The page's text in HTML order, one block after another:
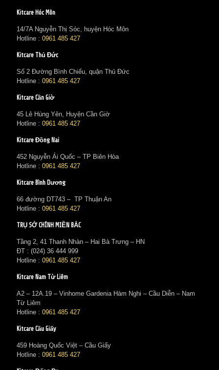
Kitcare Hóc Môn
14/7A Nguyễn Thị Sóc, huyện Hóc Môn
Hotline : 0961 485 427
Kitcare Thủ Đức
Số 2 Đường Bình Chiểu, quận Thủ Đức
Hotline : 0961 485 427
Kitcare Cần Giờ
45 Lê Hùng Yên, Huyện Cần Giờ
Hotline : 0961 485 427
Kitcare Đồng Nai
452 Nguyễn Ái Quốc – TP Biên Hòa
Hotline : 0961 485 427
Kitcare Bình Dương
66 đường DT743 – TP Thuận An
Hotline : 0961 485 427
TRỤ SỞ CHÍNH MIỀN BẮC
Tầng 2, 41 Thanh Nhàn – Hai Bà Trưng – HN
ĐT : (024) 36 444 999
Hotline : 0961 485 427
Kitcare Nam Từ Liêm
A2 – 12A.19 – Vinhome Gardenia Hàm Nghi – Cầu Diễn – Nam
Từ Liêm
Hotline : 0961 485 427
Kitcare Cầu Giấy
459 Hoàng Quốc Việt – Cầu Giấy
Hotline : 0961 485 427